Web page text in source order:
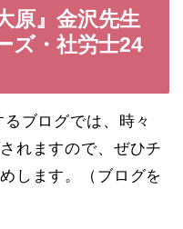
原』金沢先生
ズ・社労士24
ブログでは、時々
れますので、ぜひチ
します。（ブログを